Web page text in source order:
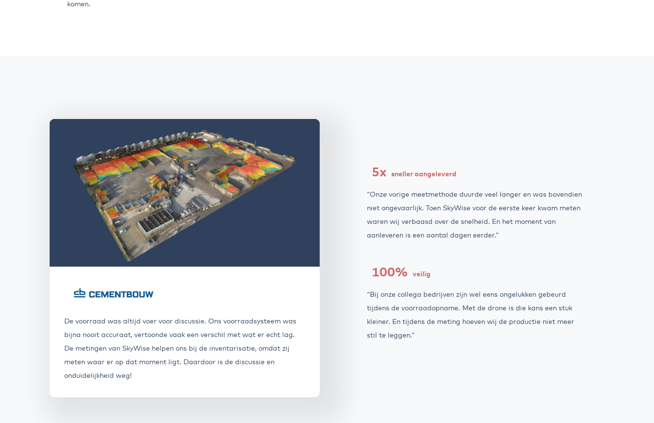
komen.
De voorraad was altijd voer voor discussie. Ons voorraadsysteem was
bijna nooit accuraat, vertoonde vaak een verschil met wat er echt lag.
De metingen van SkyWise helpen ons bij de inventarisatie, omdat zij
meten waar er op dat moment ligt. Daardoor is de discussie en
onduidelijkheid weg!
5x sneller aangeleverd
“Onze vorige meetmethode duurde veel langer en was bovendien
niet ongevaarlijk. Toen SkyWise voor de eerste keer kwam meten
waren wij verbaasd over de snelheid. En het moment van
aanleveren is een aantal dagen eerder.”
100% veilig
“Bij onze collega bedrijven zijn wel eens ongelukken gebeurd
tijdens de voorraadopname. Met de drone is die kans een stuk
kleiner. En tijdens de meting hoeven wij de productie niet meer
stil te leggen.”